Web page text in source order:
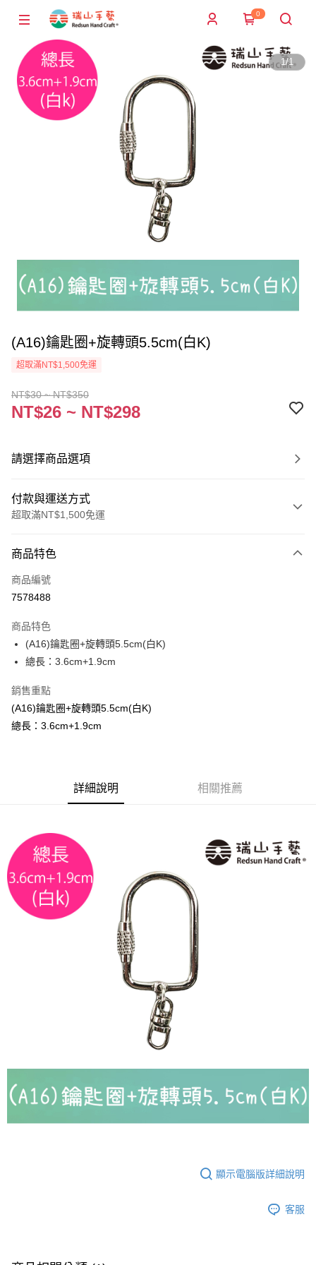
0
1/1
(A16)鑰匙圈+旋轉頭5.5cm(白K)
超取滿NT$1,500免運
NT$30 ~ NT$350
NT$26 ~ NT$298
請選擇商品選項
付款與運送方式
超取滿NT$1,500免運
信用卡一次付款
超商取貨付款
街口支付
悠遊付
運送方式
全家取貨付款
每筆NT$60，滿NT$1,500(含以上)免運費
每筆NT$60，滿NT$1,500(含以上)免運費
付款後7-11取貨
每筆NT$60，滿NT$1,500(含以上)免運費
宅配 新竹物流
每筆NT$130，滿NT$2,000(含以上)免運費
商品特色
商品編號
7578488
商品特色
(A16)鑰匙圈+旋轉頭5.5cm(白K)
總長：3.6cm+1.9cm
銷售重點
(A16)鑰匙圈+旋轉頭5.5cm(白K)
總長：3.6cm+1.9cm
詳細說明 相關推薦
顯示電腦版詳細說明
客服